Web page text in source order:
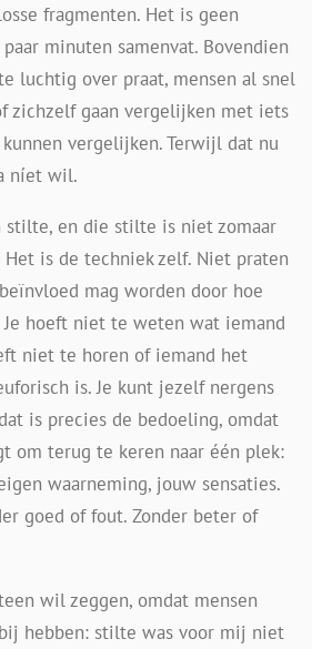
fragmenten. Het is geen
minuten samenvat. Bovendien
luchtig over praat, mensen al snel
zichzelf gaan vergelijken met iets
vergelijken. Terwijl dat nu
níet wil.
stilte, en die stilte is niet zomaar
Het is de techniek zelf. Niet praten
mag worden door hoe
hoeft niet te weten wat iemand
niet te horen of iemand het
is. Je kunt jezelf nergens
is precies de bedoeling, omdat
om terug te keren naar één plek:
waarneming, jouw sensaties.
goed of fout. Zonder beter of
wil zeggen, omdat mensen
hebben: stilte was voor mij niet